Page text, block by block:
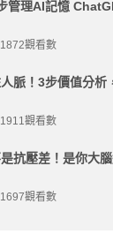
管理AI記憶
觀看數
脈！3步價值分析
觀看數
抗壓差！是你大
觀看數